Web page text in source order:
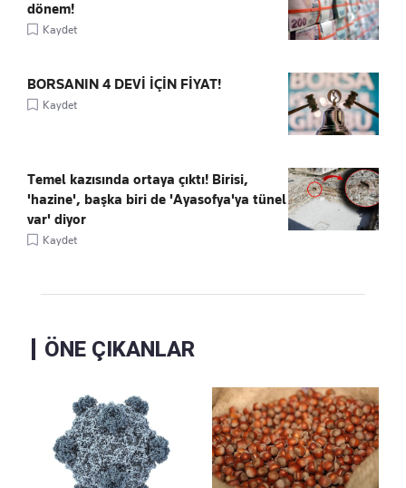
dönem!
Kaydet
BORSANIN 4 DEVİ İÇİN FİYAT!
Kaydet
Temel kazısında ortaya çıktı! Birisi,
'hazine', başka biri de 'Ayasofya'ya tünel
var' diyor
Kaydet
ÖNE ÇIKANLAR